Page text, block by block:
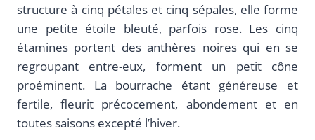
structure à cinq pétales et cinq sépales, elle forme
une petite étoile bleuté, parfois rose. Les cinq
étamines portent des anthères noires qui en se
regroupant entre-eux, forment un petit cône
proéminent. La bourrache étant généreuse et
fertile, fleurit précocement, abondement et en
toutes saisons excepté l’hiver.